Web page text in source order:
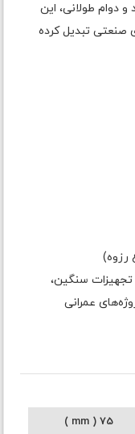
دوام طولانی، این
صنعتی تبدیل کرده
سنگین،
عمرانی
75 ( mm )